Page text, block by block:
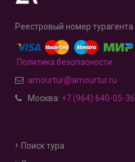
Реестровый номер турагента
Политика безопасности
amourtur@amourtur.ru
Москва: +7 (964) 640-05-36
Поиск тура